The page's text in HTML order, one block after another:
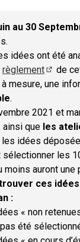
au 30
idées ont été
règlement
de
mesure, une
.
2021 et
ainsi que les
idées
les
moins auront une
ces
:
« non
pas été